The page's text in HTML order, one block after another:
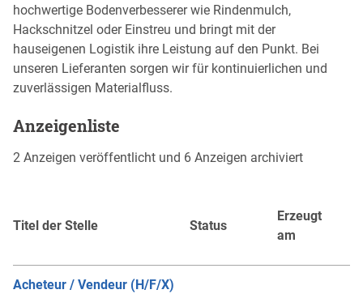
hochwertige Bodenverbesserer wie Rindenmulch,
Hackschnitzel oder Einstreu und bringt mit der
hauseigenen Logistik ihre Leistung auf den Punkt. Bei
unseren Lieferanten sorgen wir für kontinuierlichen und
zuverlässigen Materialfluss.
Anzeigenliste
2 Anzeigen veröffentlicht und 6 Anzeigen archiviert
Titel der Stelle Status
Erzeugt
am
Acheteur / Vendeur (H/F/X)